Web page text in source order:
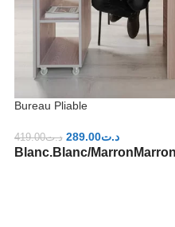
Bureau Pliable
د.ت419.00 د.ت289.00
Blanc.Blanc/Marron